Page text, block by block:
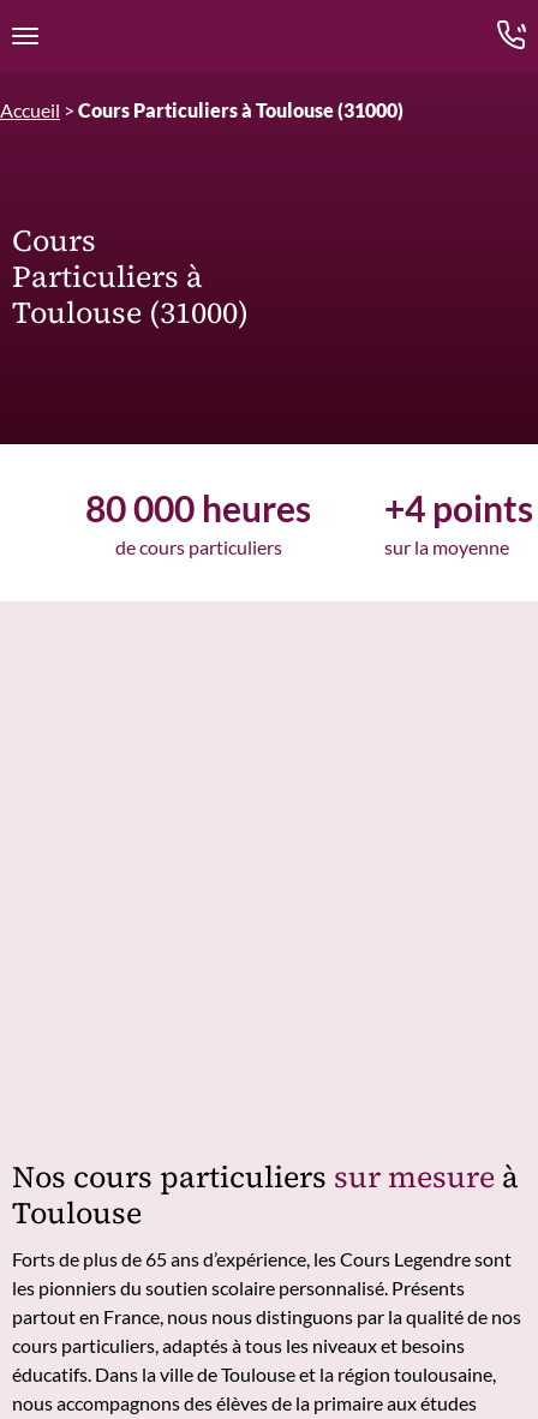
Ouvrir la navigation
Accueil > Cours Particuliers à Toulouse (31000)
Cours
Particuliers à
Toulouse (31000)
80 000 heures
de cours particuliers
+4 points
sur la moyenne
Nos cours particuliers sur mesure à
Toulouse
Forts de plus de 65 ans d’expérience, les Cours Legendre sont
les pionniers du soutien scolaire personnalisé. Présents
partout en France, nous nous distinguons par la qualité de nos
cours particuliers, adaptés à tous les niveaux et besoins
éducatifs. Dans la ville de Toulouse et la région toulousaine,
nous accompagnons des élèves de la primaire aux études